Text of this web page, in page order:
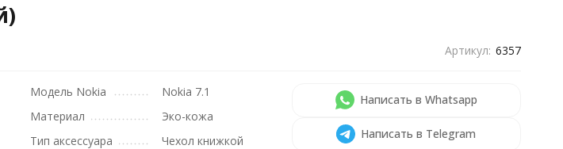
Артикул: 6357
Модель Nokia
Nokia 7.1
Материал
Эко-кожа
Тип аксессуара
Чехол книжкой
Написать в Whatsapp
Написать в Telegram